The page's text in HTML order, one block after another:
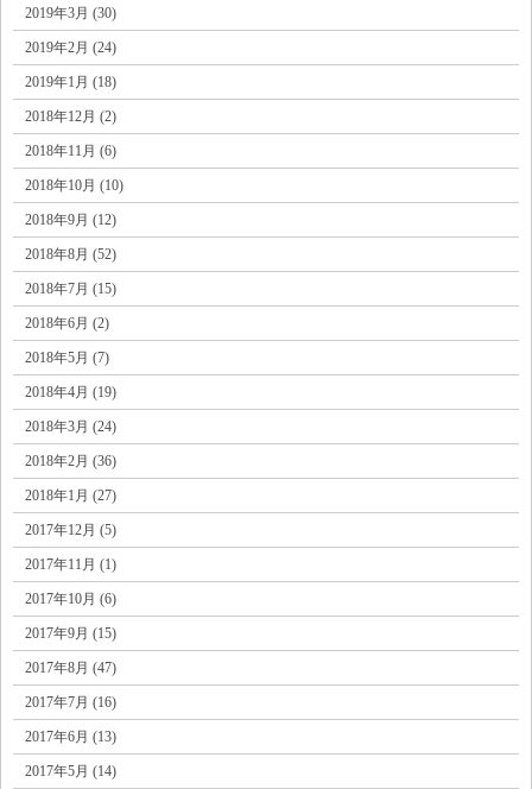
2019年3月 (30)
2019年2月 (24)
2019年1月 (18)
2018年12月 (2)
2018年11月 (6)
2018年10月 (10)
2018年9月 (12)
2018年8月 (52)
2018年7月 (15)
2018年6月 (2)
2018年5月 (7)
2018年4月 (19)
2018年3月 (24)
2018年2月 (36)
2018年1月 (27)
2017年12月 (5)
2017年11月 (1)
2017年10月 (6)
2017年9月 (15)
2017年8月 (47)
2017年7月 (16)
2017年6月 (13)
2017年5月 (14)